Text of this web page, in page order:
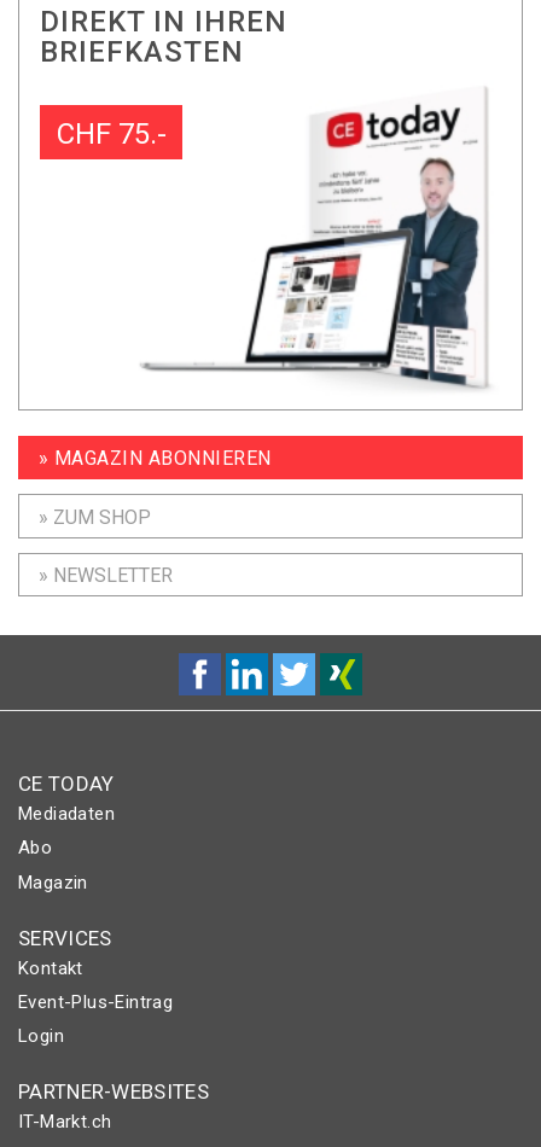
DIREKT IN IHREN
BRIEFKASTEN
CHF 75.-
» MAGAZIN ABONNIEREN
» ZUM SHOP
» NEWSLETTER
CE TODAY
Mediadaten
Abo
Magazin
SERVICES
Kontakt
Event-Plus-Eintrag
Login
PARTNER-WEBSITES
IT-Markt.ch